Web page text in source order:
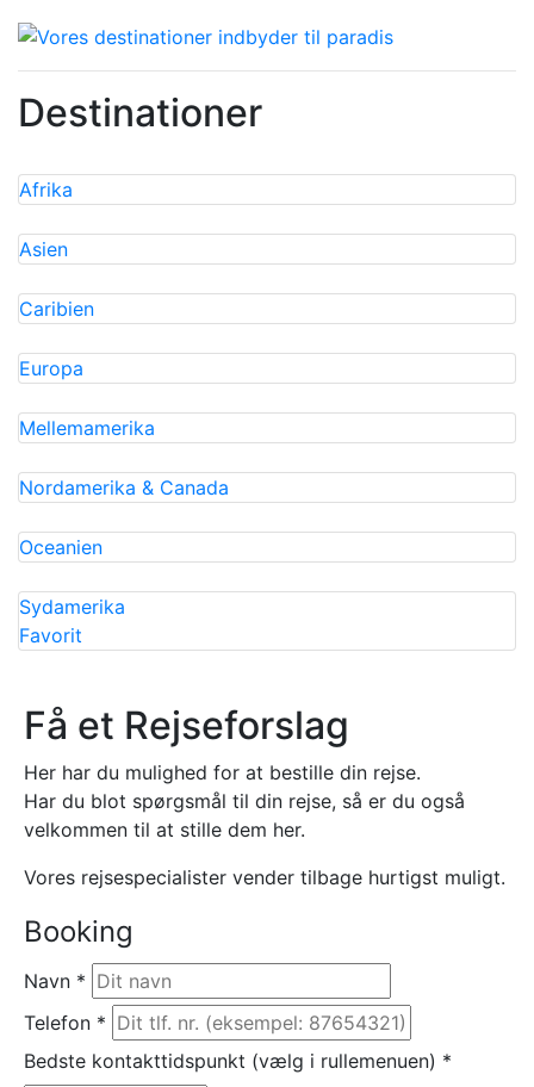
Destinationer
Afrika
Asien
Caribien
Europa
Mellemamerika
Nordamerika & Canada
Oceanien
Sydamerika
Favorit
Få et Rejseforslag
Her har du mulighed for at bestille din rejse.
Har du blot spørgsmål til din rejse, så er du også
velkommen til at stille dem her.
Vores rejsespecialister vender tilbage hurtigst muligt.
Booking
Navn *
Telefon *
Bedste kontakttidspunkt (vælg i rullemenuen) *